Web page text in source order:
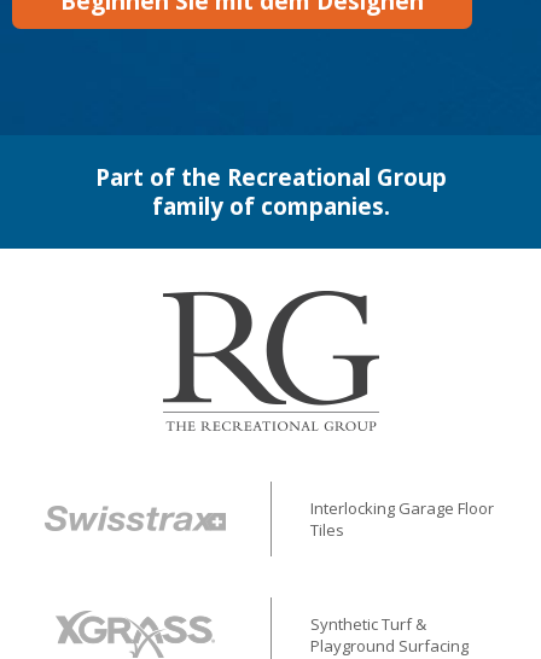
Part of the Recreational Group
family of companies.
Interlocking Garage Floor
Tiles
Synthetic Turf &
Playground Surfacing